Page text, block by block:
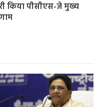
किया पीसीएस-जे मुख्य